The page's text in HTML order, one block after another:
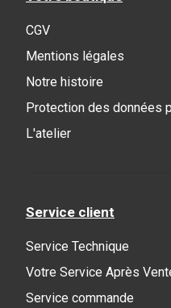
CGV
Mentions légales
Notre histoire
Protection des données
L'atelier
Service client
Service Technique
Votre Service Après
Service commande